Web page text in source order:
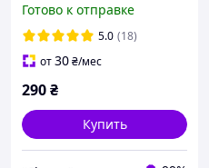
Готово к отправке
5.0 (18)
от30₴/мес
290₴
Купить